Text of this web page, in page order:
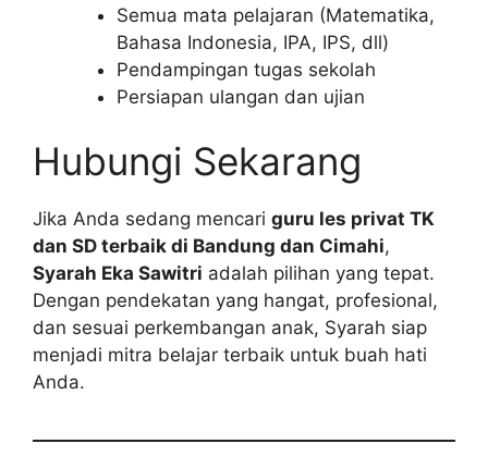
Semua mata pelajaran (Matematika,
Bahasa Indonesia, IPA, IPS, dll)
Pendampingan tugas sekolah
Persiapan ulangan dan ujian
Hubungi Sekarang
Jika Anda sedang mencari guru les privat TK
dan SD terbaik di Bandung dan Cimahi,
Syarah Eka Sawitri adalah pilihan yang tepat.
Dengan pendekatan yang hangat, profesional,
dan sesuai perkembangan anak, Syarah siap
menjadi mitra belajar terbaik untuk buah hati
Anda.